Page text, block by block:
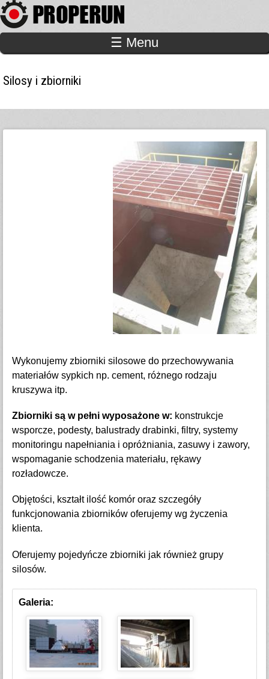
Przejdź
do
treści☰ Menu
Silosy i zbiorniki
Wykonujemy zbiorniki silosowe do przechowywania
materiałów sypkich np. cement, różnego rodzaju
kruszywa itp.
Zbiorniki są w pełni wyposażone w: konstrukcje
wsporcze, podesty, balustrady drabinki, filtry, systemy
monitoringu napełniania i opróżniania, zasuwy i zawory,
wspomaganie schodzenia materiału, rękawy
rozładowcze.
Objętości, kształt ilość komór oraz szczegóły
funkcjonowania zbiorników oferujemy wg życzenia
klienta.
Oferujemy pojedyńcze zbiorniki jak również grupy
silosów.
Galeria: